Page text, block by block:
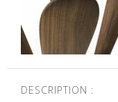
DESCRIPTION :